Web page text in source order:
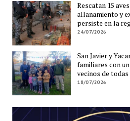
Rescatan 15
allanamiento y
persiste en la
24/07/2026
San Javier y
familiares con
vecinos de todas
18/07/2026